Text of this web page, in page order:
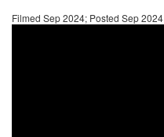
Filmed Sep 2024; Posted Sep 2024